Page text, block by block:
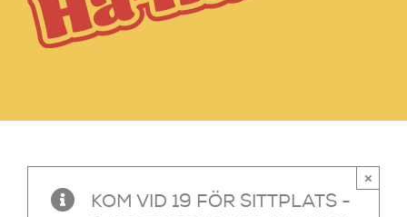
KOM VID 19 FÖR SITTPLATS -
×